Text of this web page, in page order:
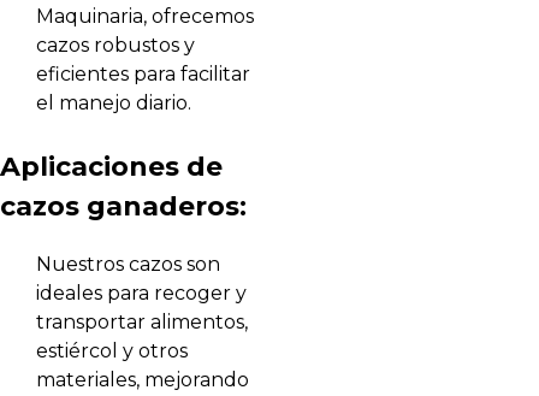
Maquinaria, ofrecemos
cazos robustos y
eficientes para facilitar
el manejo diario.
Aplicaciones de
cazos ganaderos:
Nuestros cazos son
ideales para recoger y
transportar alimentos,
estiércol y otros
materiales, mejorando